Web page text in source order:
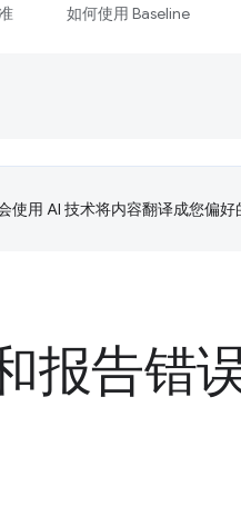
如何使用 Baseline
使用 AI 技术将内容翻译成您偏好
报告错